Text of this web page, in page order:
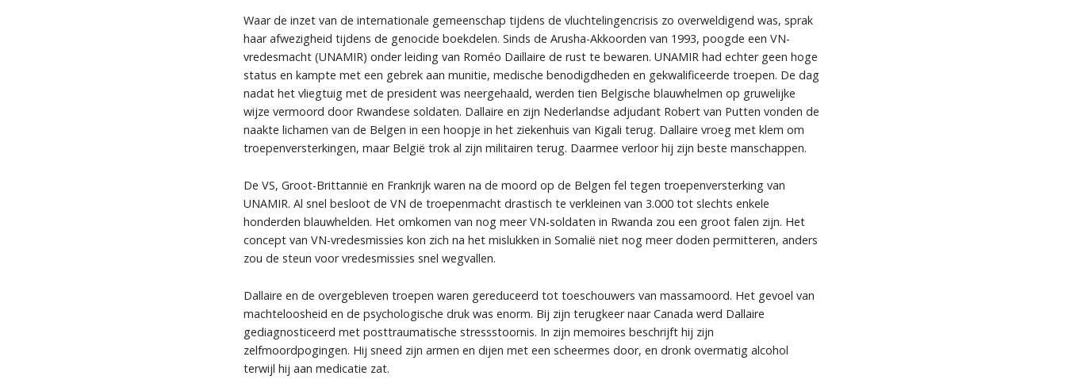
Waar de inzet van de internationale gemeenschap tijdens de vluchtelingencrisis zo overweldigend was, sprak
haar afwezigheid tijdens de genocide boekdelen. Sinds de Arusha-Akkoorden van 1993, poogde een VN-
vredesmacht (UNAMIR) onder leiding van Roméo Daillaire de rust te bewaren. UNAMIR had echter geen hoge
status en kampte met een gebrek aan munitie, medische benodigdheden en gekwalificeerde troepen. De dag
nadat het vliegtuig met de president was neergehaald, werden tien Belgische blauwhelmen op gruwelijke
wijze vermoord door Rwandese soldaten. Dallaire en zijn Nederlandse adjudant Robert van Putten vonden de
naakte lichamen van de Belgen in een hoopje in het ziekenhuis van Kigali terug. Dallaire vroeg met klem om
troepenversterkingen, maar België trok al zijn militairen terug. Daarmee verloor hij zijn beste manschappen.
De VS, Groot-Brittannië en Frankrijk waren na de moord op de Belgen fel tegen troepenversterking van
UNAMIR. Al snel besloot de VN de troepenmacht drastisch te verkleinen van 3.000 tot slechts enkele
honderden blauwhelden. Het omkomen van nog meer VN-soldaten in Rwanda zou een groot falen zijn. Het
concept van VN-vredesmissies kon zich na het mislukken in Somalië niet nog meer doden permitteren, anders
zou de steun voor vredesmissies snel wegvallen.
Dallaire en de overgebleven troepen waren gereduceerd tot toeschouwers van massamoord. Het gevoel van
machteloosheid en de psychologische druk was enorm. Bij zijn terugkeer naar Canada werd Dallaire
gediagnosticeerd met posttraumatische stressstoornis. In zijn memoires beschrijft hij zijn
zelfmoordpogingen. Hij sneed zijn armen en dijen met een scheermes door, en dronk overmatig alcohol
terwijl hij aan medicatie zat.